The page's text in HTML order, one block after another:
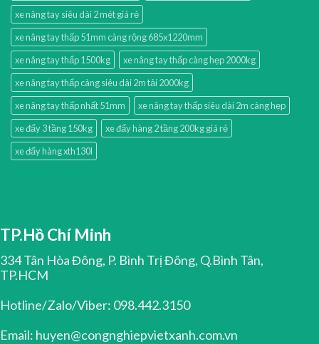
xe nâng tay siêu dài 2 mét giá rẻ
xe nâng tay thấp 51mm càng rộng 685x1220mm
xe nâng tay thấp 1500kg
xe nâng tay thấp càng hẹp 2000kg
xe nâng tay thấp càng siêu dài 2m tải 2000kg
xe nâng tay thấp nhất 51mm
xe nâng tay thấp siêu dài 2m càng hẹp
xe đẩy 3 tầng 150kg
xe đẩy hàng 2 tầng 200kg giá rẻ
xe đẩy hàng xth130l
TP.Hồ Chí Minh
334 Tân Hòa Đông, P. Bình Trị Đông, Q.Bình Tân,
TP.HCM
Hotline/Zalo/Viber: 098.442.3150
Email: huyen@congnghiepvietxanh.com.vn